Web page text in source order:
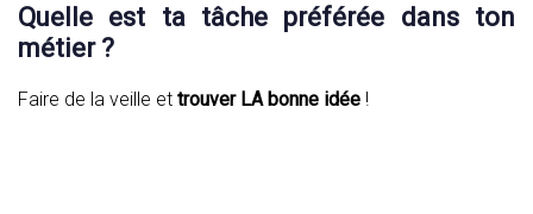
Quelle est ta tâche préférée dans ton
métier ?
Faire de la veille et trouver LA bonne idée !